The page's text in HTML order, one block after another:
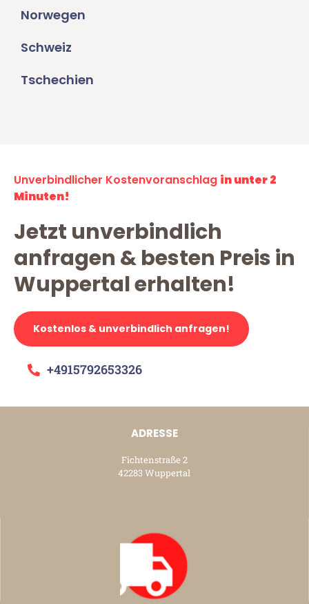
Norwegen
Schweiz
Tschechien
Unverbindlicher Kostenvoranschlag in unter 2
Minuten!
Jetzt unverbindlich
anfragen & besten Preis in
Wuppertal erhalten!
Kostenlos & unverbindlich anfragen!
+4915792653326
ADRESSE
Fichtenstraße 2
42283 Wuppertal